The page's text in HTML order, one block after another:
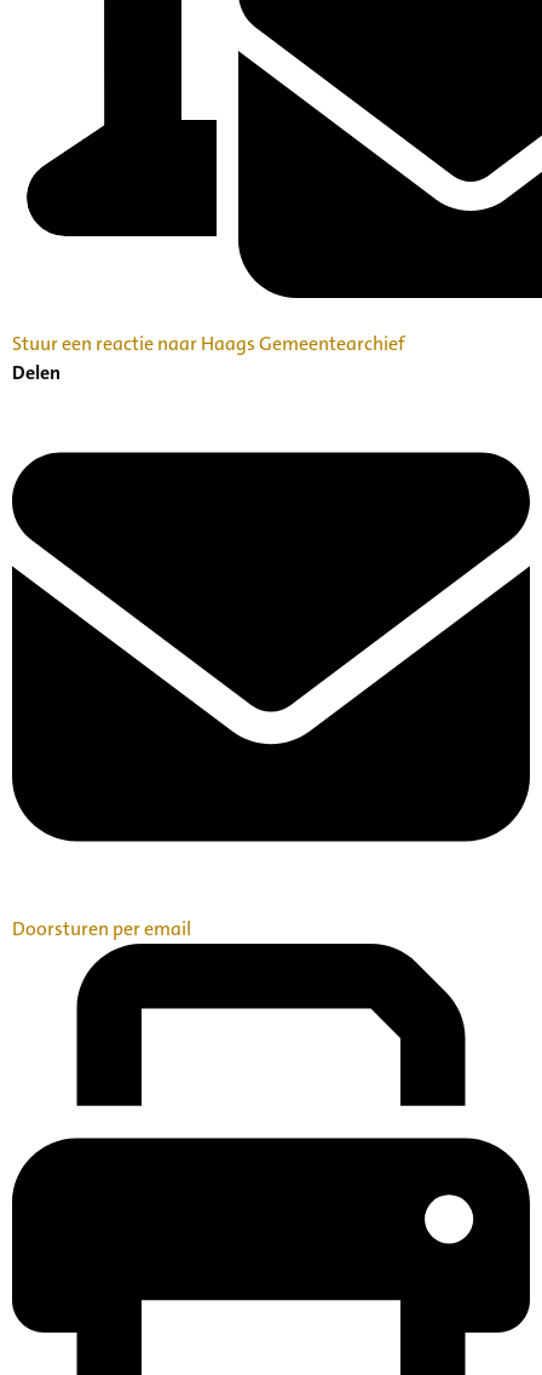
Stuur een reactie naar Haags Gemeentearchief
Delen
Doorsturen per email